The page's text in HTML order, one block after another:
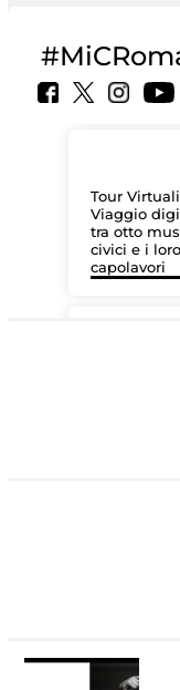
Tour
Viaggio
tra otto
civici e i loro
capolavori